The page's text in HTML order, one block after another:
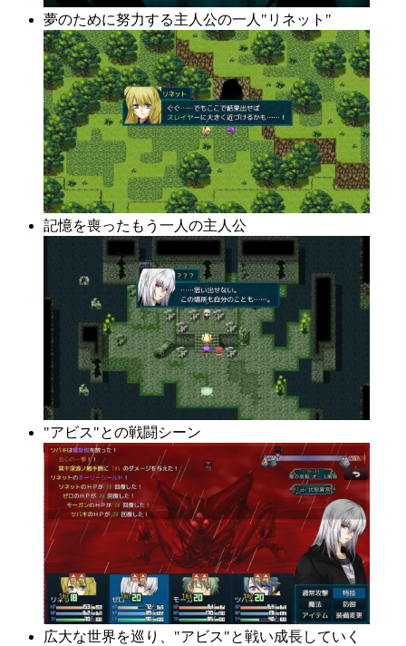
夢のために努力する主人公の一人"リネット"
記憶を喪ったもう一人の主人公
"アビス"との戦闘シーン
広大な世界を巡り、"アビス"と戦い成長していく